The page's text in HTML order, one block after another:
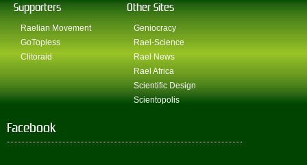
Supporters
Raelian Movement
GoTopless
Clitoraid
Other Sites
Geniocracy
Rael-Science
Rael News
Rael Africa
Scientific Design
Scientopolis
Facebook